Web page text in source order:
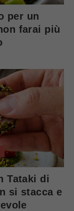
per un
farai più
Tataki di
si stacca e